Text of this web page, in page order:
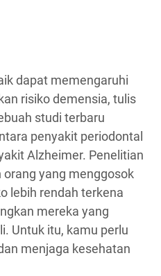
dapat memengaruhi
risiko demensia, tulis
studi terbaru
penyakit periodontal
Alzheimer. Penelitian
yang menggosok
lebih rendah terkena
mereka yang
Untuk itu, kamu perlu
menjaga kesehatan